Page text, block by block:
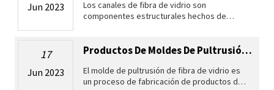
Jun 2023
Los canales de fibra de vidrio son
componentes estructurales hechos de
resistencia y la rigidez de las fibras con la
17
Jun 2023
Productos De Moldes De Pultrusión De Fibra De Vidrio: Una Introducción A La I...
El molde de pultrusión de fibra de vidrio es
un proceso de fabricación de productos de